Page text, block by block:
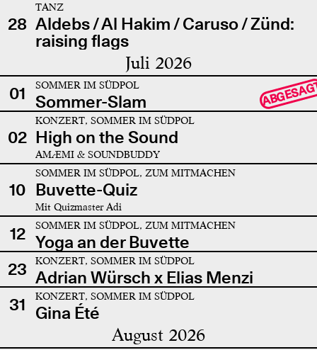
28
TANZ
Aldebs / Al Hakim / Caruso / Zünd:
raising flags
Juli 2026
01 SOMMER IM SÜDPOL
Sommer-Slam
02
KONZERT, SOMMER IM SÜDPOL
High on the Sound
AMÆMI & SOUNDBUDDY
10
SOMMER IM SÜDPOL, ZUM MITMACHEN
Buvette-Quiz
Mit Quizmaster Adi
12 SOMMER IM SÜDPOL, ZUM MITMACHEN
Yoga an der Buvette
23
KONZERT, SOMMER IM SÜDPOL
Adrian Würsch x Elias Menzi
31
KONZERT, SOMMER IM SÜDPOL
Gina Été
August 2026